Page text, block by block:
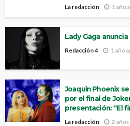
La redacción 1 año
Lady Gaga
Redacción 4 1 año
Joaquin Phoenix
por el final de
presentación: “El
La redacción 2 años